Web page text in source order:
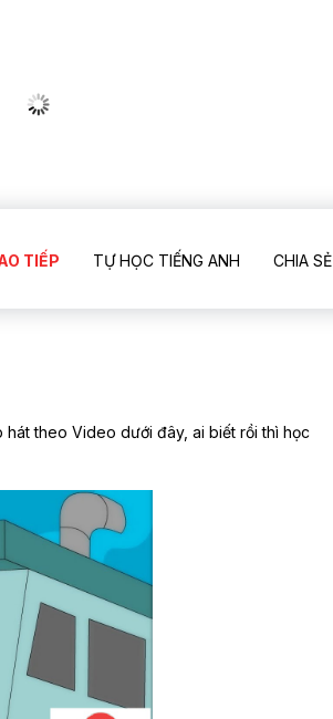
TIẾP TỰ HỌC TIẾNG ANH CHIA SẺ
theo Video dưới đây, ai biết rồi thì học